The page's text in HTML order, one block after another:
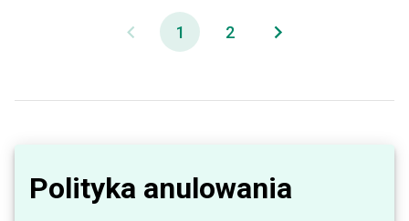
1 2
Polityka anulowania